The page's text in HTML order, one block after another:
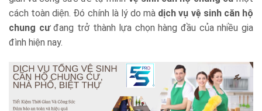
cách toàn diện. Đó chính là lý do mà dịch vụ vệ sinh căn hộ
chung cưđang trở thành lựa chọn hàng đầu của nhiều gia
đình hiện nay.